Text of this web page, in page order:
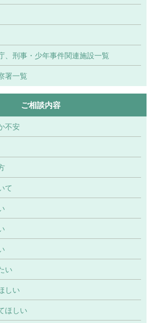
、刑事・少年事件関連施設一覧
署一覧
ご相談内容
不安
て
い
しい
ほしい